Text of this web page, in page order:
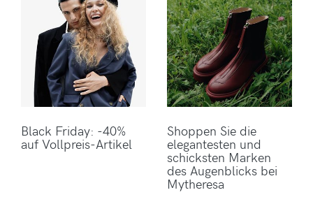
Black Friday: -40%
auf Vollpreis-Artikel
Shoppen Sie die
elegantesten und
schicksten Marken
des Augenblicks bei
Mytheresa